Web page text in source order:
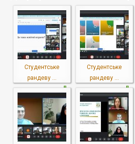
Студентське
рандеву ...
Студентське
рандеву ...